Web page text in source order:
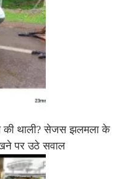
की थाली? सेजस झलमला के
पर उठे सवाल